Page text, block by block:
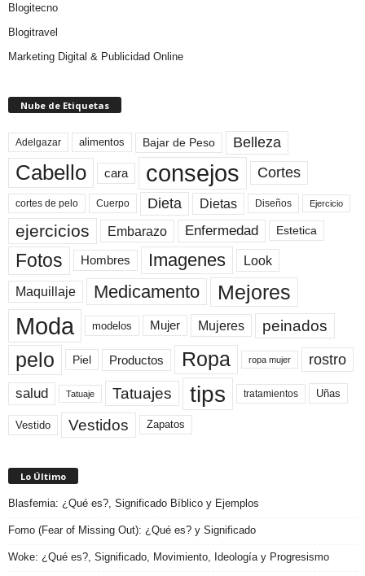
Blogitecno
Blogitravel
Marketing Digital & Publicidad Online
Nube de Etiquetas
Adelgazar alimentos Bajar de Peso Belleza
Cabello cara consejos Cortes
cortes de pelo Cuerpo Dieta Dietas Diseños Ejercicio
ejercicios Embarazo Enfermedad Estetica
Fotos Hombres Imagenes Look
Maquillaje Medicamento Mejores
Moda modelos Mujer Mujeres peinados
pelo Piel Productos Ropa ropa mujer rostro
salud Tatuaje Tatuajes tips tratamientos Uñas
Vestido Vestidos Zapatos
Lo Último
Blasfemia: ¿Qué es?, Significado Bíblico y Ejemplos
Fomo (Fear of Missing Out): ¿Qué es? y Significado
Woke: ¿Qué es?, Significado, Movimiento, Ideología y Progresismo